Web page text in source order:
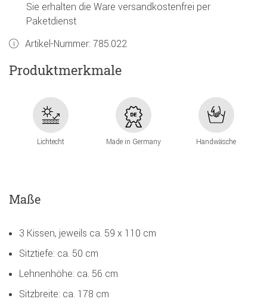
Sie erhalten die Ware versandkostenfrei per
Paketdienst
Artikel-Nummer: 785.022
Produktmerkmale
Lichtecht Made in Germany Handwäsche
Maße
3 Kissen, jeweils ca. 59 x 110 cm
Sitztiefe: ca. 50 cm
Lehnenhöhe: ca. 56 cm
Sitzbreite: ca. 178 cm